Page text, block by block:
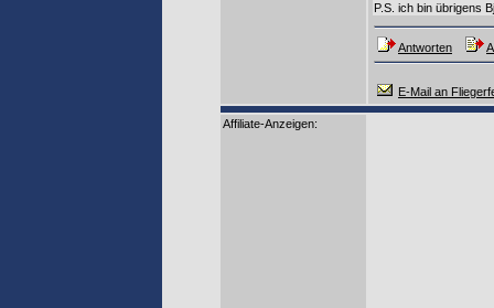
P.S. ich bin übrigens
Antworten
E-Mail an
Affiliate-Anzeigen: